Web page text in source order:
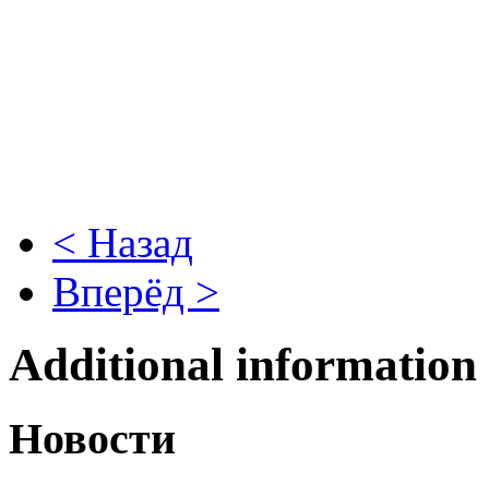
< Назад
Вперёд >
Additional information
Новости